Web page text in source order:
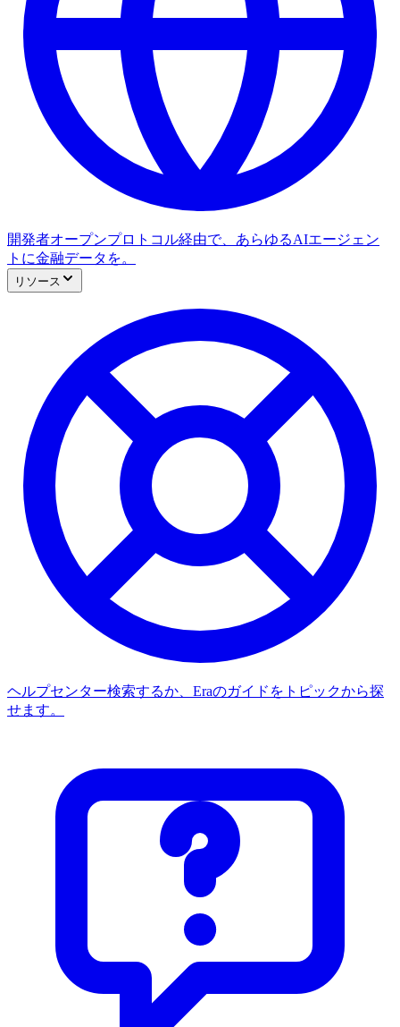
開発者オープンプロトコル経由で、あらゆるAIエージェン
トに金融データを。
リソース
ヘルプセンター検索するか、Eraのガイドをトピックから探
せます。